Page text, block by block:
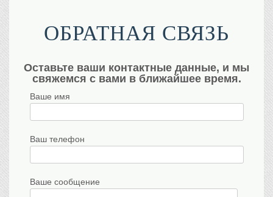
ОБРАТНАЯ СВЯЗЬ
Оставьте ваши контактные данные, и мы
свяжемся с вами в ближайшее время.
Ваше имя
Ваш телефон
Ваше сообщение